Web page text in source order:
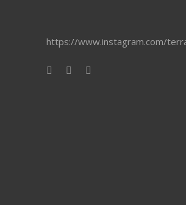
https://www.instagram.com/